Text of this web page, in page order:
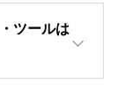
ツールは